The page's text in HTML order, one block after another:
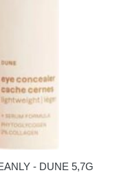
- DUNE 5,7G